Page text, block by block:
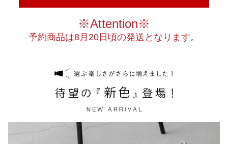
※Attention※
予約商品は8月20日頃の発送となります。